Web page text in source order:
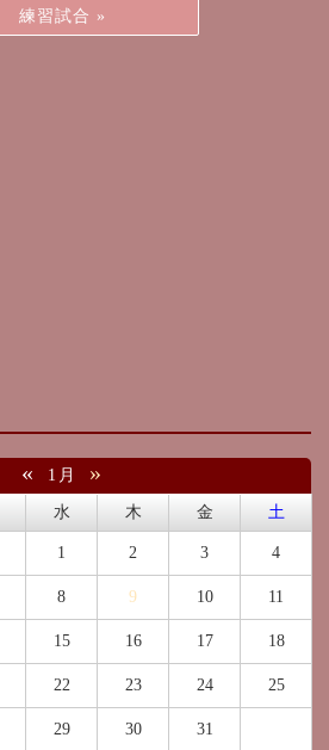
練習試合 »
« 1月 »
水 木 金 土
1 2 3 4
8 9 10 11
15 16 17 18
22 23 24 25
29 30 31